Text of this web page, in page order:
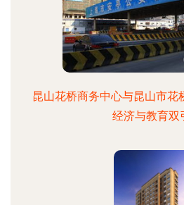
昆山花桥商务中心与昆山市花
经济与教育双